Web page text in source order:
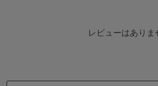
レビューはありま